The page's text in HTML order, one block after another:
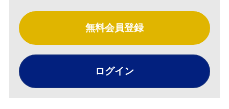
無料会員登録
ログイン